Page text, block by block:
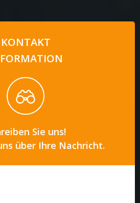
KONTAKT
Sie uns!
über Ihre Nachricht.